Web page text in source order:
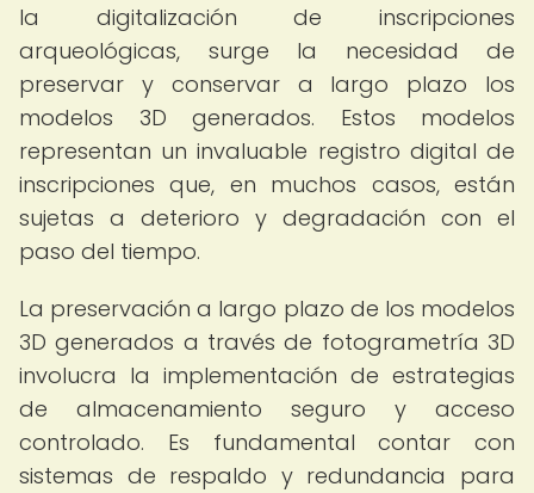
la digitalización de inscripciones
arqueológicas, surge la necesidad de
preservar y conservar a largo plazo los
modelos 3D generados. Estos modelos
representan un invaluable registro digital de
inscripciones que, en muchos casos, están
sujetas a deterioro y degradación con el
paso del tiempo.
La preservación a largo plazo de los modelos
3D generados a través de fotogrametría 3D
involucra la implementación de estrategias
de almacenamiento seguro y acceso
controlado. Es fundamental contar con
sistemas de respaldo y redundancia para